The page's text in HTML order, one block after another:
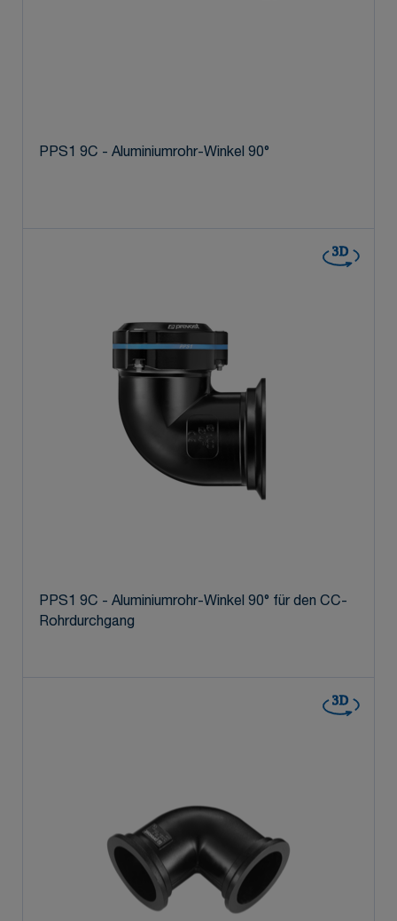
PPS1 9C - Aluminiumrohr-Winkel 90°
PPS1 9C - Aluminiumrohr-Winkel 90° für den CC-
Rohrdurchgang
3D
3D